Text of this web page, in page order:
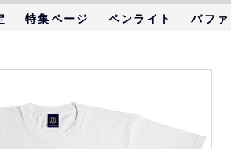
特集ページ ペンライト バフ